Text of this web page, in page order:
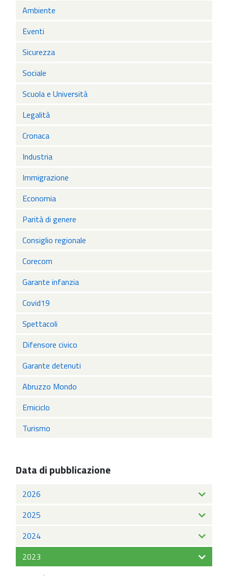
Ambiente
Eventi
Sicurezza
Sociale
Scuola e Università
Legalità
Cronaca
Industria
Immigrazione
Economia
Parità di genere
Consiglio regionale
Corecom
Garante infanzia
Covid19
Spettacoli
Difensore civico
Garante detenuti
Abruzzo Mondo
Emiciclo
Turismo
Data di pubblicazione
2026
2025
2024
2023